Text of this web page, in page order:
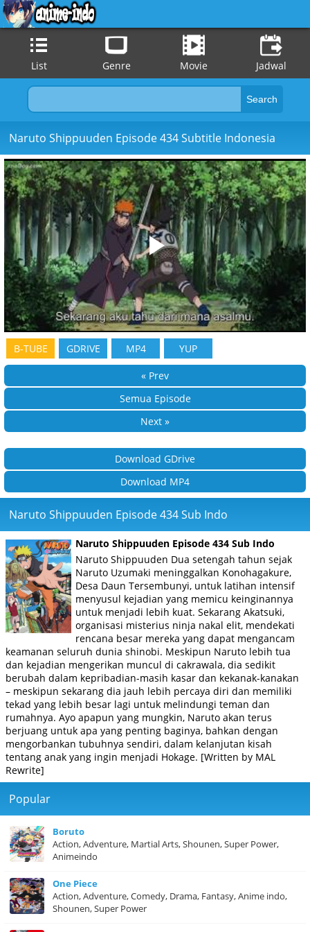
List Genre Movie Jadwal
Naruto Shippuuden Episode 434 Subtitle Indonesia
B-TUBE GDRIVE MP4 YUP
« Prev
Semua Episode
Next »
Download GDrive
Download MP4
Naruto Shippuuden Episode 434 Sub Indo
Naruto Shippuuden Episode 434 Sub Indo
Naruto Shippuuden Dua setengah tahun sejak
Naruto Uzumaki meninggalkan Konohagakure,
Desa Daun Tersembunyi, untuk latihan intensif
menyusul kejadian yang memicu keinginannya
untuk menjadi lebih kuat. Sekarang Akatsuki,
organisasi misterius ninja nakal elit, mendekati
rencana besar mereka yang dapat mengancam
keamanan seluruh dunia shinobi. Meskipun Naruto lebih tua
dan kejadian mengerikan muncul di cakrawala, dia sedikit
berubah dalam kepribadian-masih kasar dan kekanak-kanakan
– meskipun sekarang dia jauh lebih percaya diri dan memiliki
tekad yang lebih besar lagi untuk melindungi teman dan
rumahnya. Ayo apapun yang mungkin, Naruto akan terus
berjuang untuk apa yang penting baginya, bahkan dengan
mengorbankan tubuhnya sendiri, dalam kelanjutan kisah
tentang anak yang ingin menjadi Hokage. [Written by MAL
Rewrite]
Popular
Boruto
Action, Adventure, Martial Arts, Shounen, Super Power,
Animeindo
One Piece
Action, Adventure, Comedy, Drama, Fantasy, Anime indo,
Shounen, Super Power